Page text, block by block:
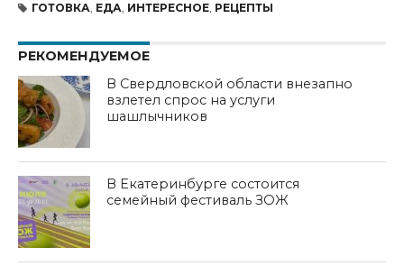
ГОТОВКА, ЕДА, ИНТЕРЕСНОЕ, РЕЦЕПТЫ
РЕКОМЕНДУЕМОЕ
В Свердловской области внезапно
взлетел спрос на услуги
шашлычников
В Екатеринбурге состоится
семейный фестиваль ЗОЖ